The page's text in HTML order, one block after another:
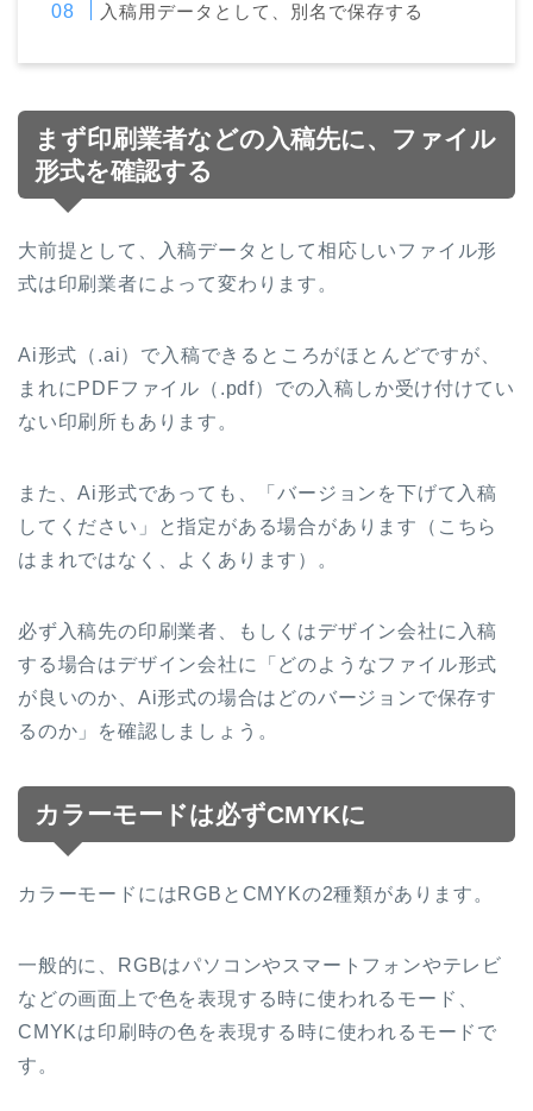
入稿用データとして、別名で保存する
まず印刷業者などの入稿先に、ファイル
形式を確認する
大前提として、入稿データとして相応しいファイル形
式は印刷業者によって変わります。
Ai形式（.ai）で入稿できるところがほとんどですが、
まれにPDFファイル（.pdf）での入稿しか受け付けてい
ない印刷所もあります。
また、Ai形式であっても、「バージョンを下げて入稿
してください」と指定がある場合があります（こちら
はまれではなく、よくあります）。
必ず入稿先の印刷業者、もしくはデザイン会社に入稿
する場合はデザイン会社に「どのようなファイル形式
が良いのか、Ai形式の場合はどのバージョンで保存す
るのか」を確認しましょう。
カラーモードは必ずCMYKに
カラーモードにはRGBとCMYKの2種類があります。
一般的に、RGBはパソコンやスマートフォンやテレビ
などの画面上で色を表現する時に使われるモード、
CMYKは印刷時の色を表現する時に使われるモードで
す。